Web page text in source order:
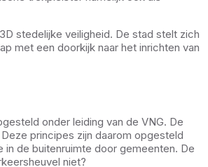
stedelijke veiligheid. De stad stelt zich
met een doorkijk naar het inrichten van
onder leiding van de VNG. De
principes zijn daarom opgesteld
in de buitenruimte door gemeenten. De
niet?